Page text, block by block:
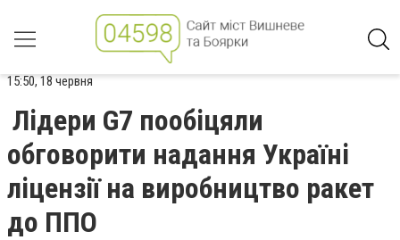
15:50, 18 червня
Лідери G7 пообіцяли
обговорити надання Україні
ліцензії на виробництво ракет
до ППО